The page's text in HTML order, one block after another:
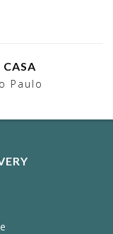
CASA
Paulo